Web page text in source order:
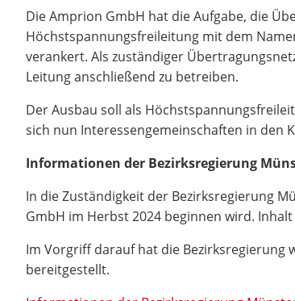
Die Amprion GmbH hat die Aufgabe, die
Höchstspannungsfreileitung mit dem
verankert. Als zuständiger
Leitung anschließend zu betreiben.
Der Ausbau soll als
sich nun Interessengemeinschaften in den
Informationen der Bezirksregierung
In die Zuständigkeit der Bezirksregierung
GmbH im Herbst 2024 beginnen wird.
Im Vorgriff darauf hat die Bezirksregierung
bereitgestellt.